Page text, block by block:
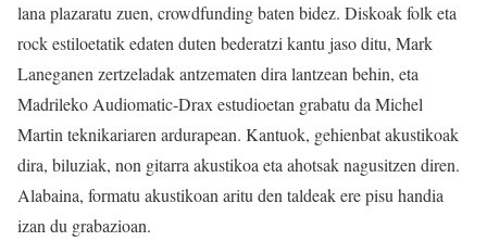
lana plazaratu zuen, crowdfunding baten bidez. Diskoak folk eta
rock estiloetatik edaten duten bederatzi kantu jaso ditu, Mark
Laneganen zertzeladak antzematen dira lantzean behin, eta
Madrileko Audiomatic-Drax estudioetan grabatu da Michel
Martin teknikariaren ardurapean. Kantuok, gehienbat akustikoak
dira, biluziak, non gitarra akustikoa eta ahotsak nagusitzen diren.
Alabaina, formatu akustikoan aritu den taldeak ere pisu handia
izan du grabazioan.